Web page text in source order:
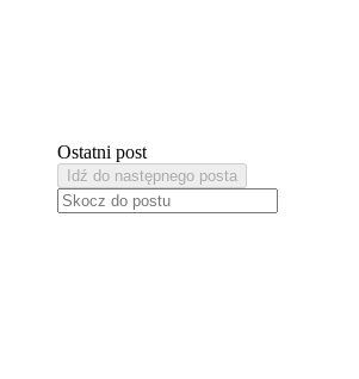
Ostatni post
Idź do następnego posta